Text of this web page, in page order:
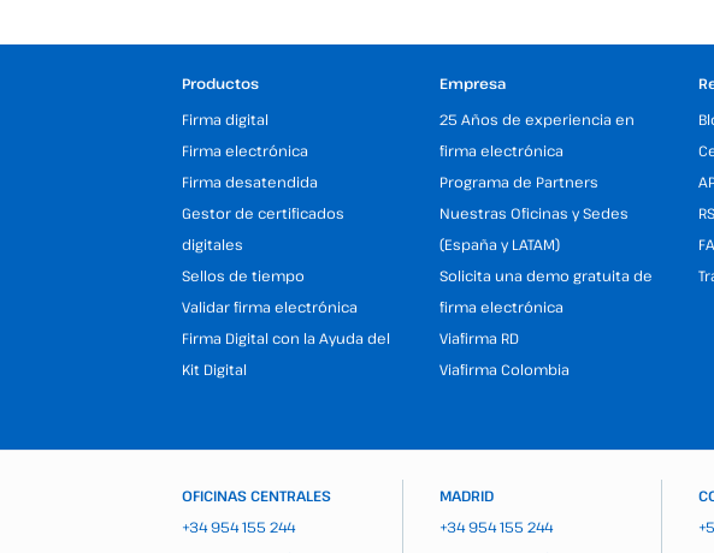
Productos
Firma digital
Firma electrónica
Firma desatendida
Gestor de certificados
digitales
Sellos de tiempo
Validar firma electrónica
Firma Digital con la Ayuda del
Kit Digital
Empresa
25 Años de experiencia en
firma electrónica
Programa de Partners
Nuestras Oficinas y Sedes
(España y LATAM)
Solicita una demo gratuita de
firma electrónica
Viafirma RD
Viafirma Colombia
OFICINAS CENTRALES
+34 954 155 244
MADRID
+34 954 155 244